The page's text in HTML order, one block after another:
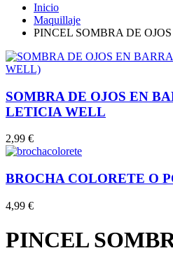
Inicio
Maquillaje
PINCEL SOMBRA DE OJOS
SOMBRA DE OJOS EN
LETICIA WELL
2,99 €
BROCHA COLORETE O
4,99 €
PINCEL